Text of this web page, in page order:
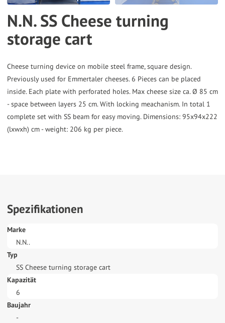
can
use
swipe
gestures.
N.N. SS Cheese turning
storage cart
Cheese turning device on mobile steel frame, square design.
Previously used for Emmertaler cheeses. 6 Pieces can be placed
inside. Each plate with perforated holes. Max cheese size ca. Ø 85 cm
- space between layers 25 cm. With locking meachanism. In total 1
complete set with SS beam for easy moving. Dimensions: 95x94x222
(lxwxh) cm - weight: 206 kg per piece.
Spezifikationen
Marke
N.N..
Typ
SS Cheese turning storage cart
Kapazität
6
Baujahr
-